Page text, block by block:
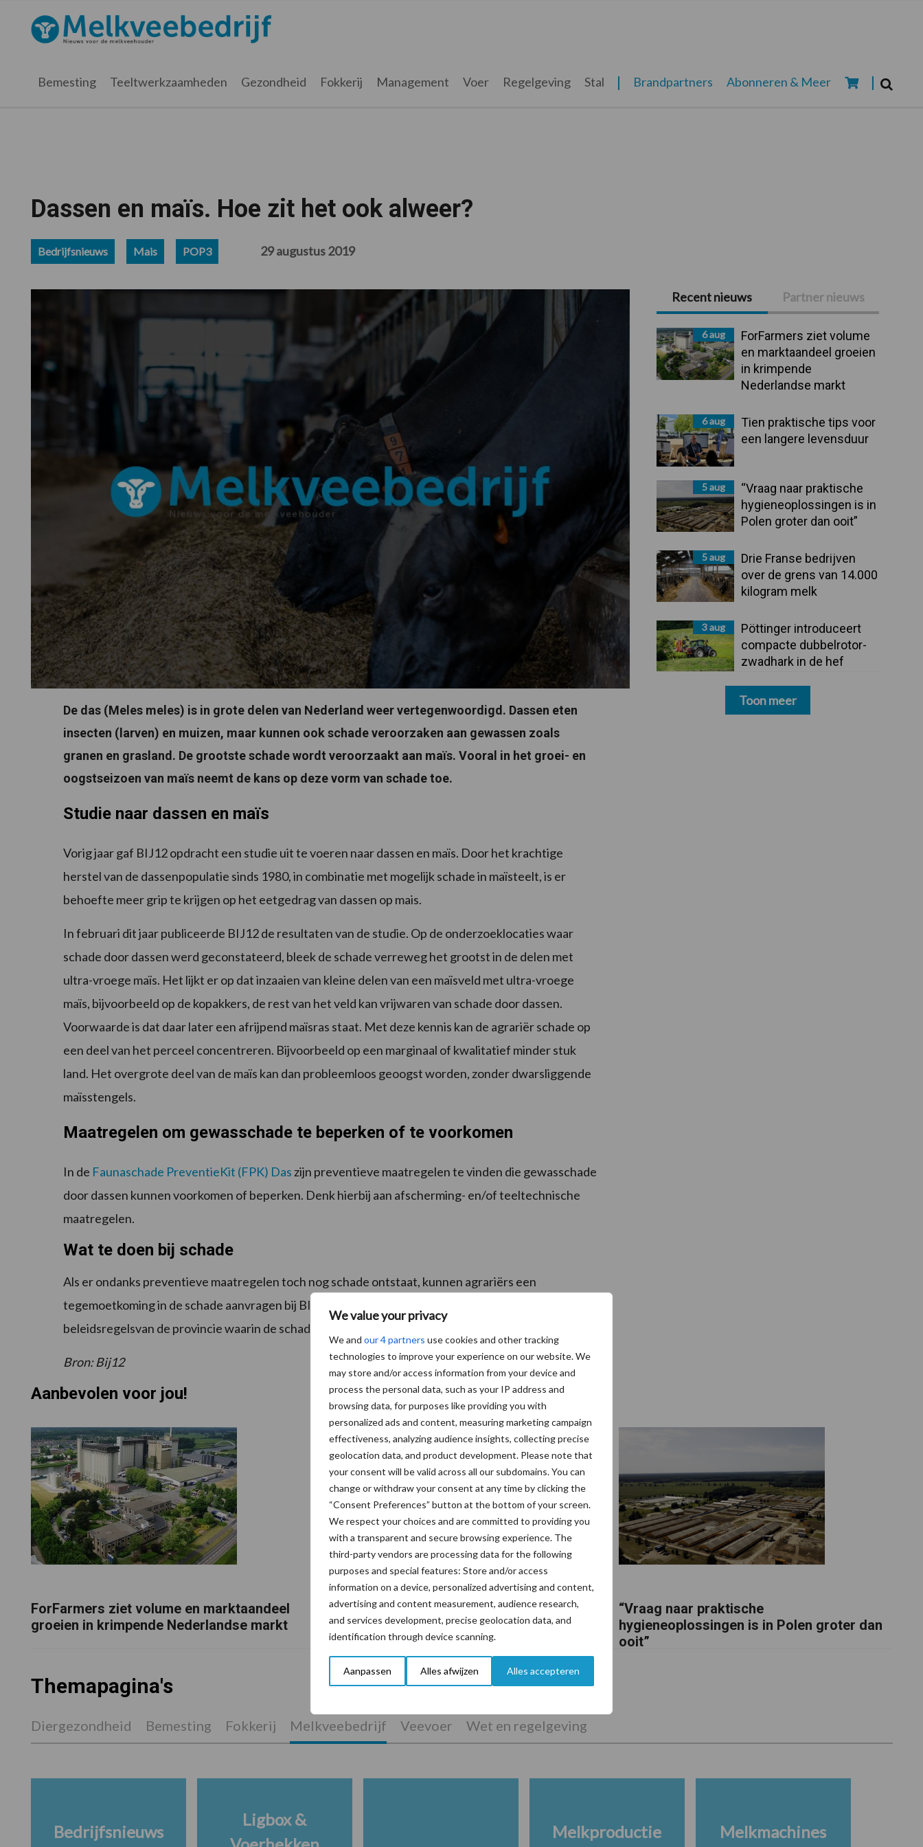
We value your privacy
We and our 4 partners use cookies and other tracking
technologies to improve your experience on our website. We
may store and/or access information from your device and
process the personal data, such as your IP address and
browsing data, for purposes like providing you with
personalized ads and content, measuring marketing campaign
effectiveness, analyzing audience insights, collecting precise
geolocation data, and product development. Please note that
your consent will be valid across all our subdomains. You can
change or withdraw your consent at any time by clicking the
“Consent Preferences” button at the bottom of your screen.
We respect your choices and are committed to providing you
with a transparent and secure browsing experience. The
third-party vendors are processing data for the following
purposes and special features: Store and/or access
information on a device, personalized advertising and content,
advertising and content measurement, audience research,
and services development, precise geolocation data, and
identification through device scanning.
Aanpassen Alles afwijzen Alles accepteren
hoofdnavigatie
hoofd
eerste
voettekst
Melkveebedrijf.nl
Bemesting Teeltwerkzaamheden Gezondheid Fokkerij Management Voer Regelgeving Stal Brandpartners Abonneren & Meer
Dassen en maïs. Hoe zit het ook alweer?
Bedrijfsnieuws Mais POP3 29 augustus 2019
De das (Meles meles) is in grote delen van Nederland weer vertegenwoordigd. Dassen eten
insecten (larven) en muizen, maar kunnen ook schade veroorzaken aan gewassen zoals
granen en grasland. De grootste schade wordt veroorzaakt aan maïs. Vooral in het groei- en
oogstseizoen van maïs neemt de kans op deze vorm van schade toe.
Studie naar dassen en maïs
Vorig jaar gaf BIJ12 opdracht een studie uit te voeren naar dassen en maïs. Door het krachtige
herstel van de dassenpopulatie sinds 1980, in combinatie met mogelijk schade in maïsteelt, is er
behoefte meer grip te krijgen op het eetgedrag van dassen op mais.
In februari dit jaar publiceerde BIJ12 de resultaten van de studie. Op de onderzoeklocaties waar
schade door dassen werd geconstateerd, bleek de schade verreweg het grootst in de delen met
ultra-vroege maïs. Het lijkt er op dat inzaaien van kleine delen van een maïsveld met ultra-vroege
maïs, bijvoorbeeld op de kopakkers, de rest van het veld kan vrijwaren van schade door dassen.
Voorwaarde is dat daar later een afrijpend maïsras staat. Met deze kennis kan de agrariër schade op
een deel van het perceel concentreren. Bijvoorbeeld op een marginaal of kwalitatief minder stuk
land. Het overgrote deel van de maïs kan dan probleemloos geoogst worden, zonder dwarsliggende
maïsstengels.
Maatregelen om gewasschade te beperken of te voorkomen
In de Faunaschade PreventieKit (FPK) Das zijn preventieve maatregelen te vinden die gewasschade
door dassen kunnen voorkomen of beperken. Denk hierbij aan afscherming- en/of teeltechnische
maatregelen.
Wat te doen bij schade
Als er ondanks preventieve maatregelen toch nog schade ontstaat, kunnen agrariërs een
tegemoetkoming in de schade aanvragen bij BIJ12. Deze aanvragen worden getoetst aan de
beleidsregelsvan de provincie waarin de schade percelen liggen.
Bron: Bij12
Primaire
Sidebar
Recent nieuws Partner nieuws
6 aug
ForFarmers ziet volume
en marktaandeel groeien
in krimpende
Nederlandse markt
6 aug
Tien praktische tips voor
een langere levensduur
5 aug
“Vraag naar praktische
hygieneoplossingen is in
Polen groter dan ooit”
5 aug
Drie Franse bedrijven
over de grens van 14.000
kilogram melk
3 aug
Pöttinger introduceert
compacte dubbelrotor-
zwadhark in de hef
Toon meer
Aanbevolen voor jou!
ForFarmers ziet volume en marktaandeel
groeien in krimpende Nederlandse markt
Tien praktische tips voor een langere
levensduur
“Vraag naar praktische
hygieneoplossingen is in Polen groter dan
ooit”
Themapagina's
Diergezondheid Bemesting Fokkerij Melkveebedrijf Veevoer Wet en regelgeving
Bedrijfsnieuws
Ligbox &
Melkproductie Melkmachines